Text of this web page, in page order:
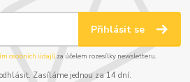
Přihlásit se
osobních údajůza účelem rozesílky newsletteru.
Zasíláme jednou za 14 dní.